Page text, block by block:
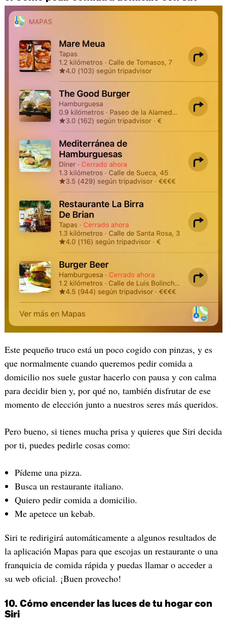
Este pequeño truco está un poco cogido con pinzas, y es
que normalmente cuando queremos pedir comida a
domicilio nos suele gustar hacerlo con pausa y con calma
para decidir bien y, por qué no, también disfrutar de ese
momento de elección junto a nuestros seres más queridos.
Pero bueno, si tienes mucha prisa y quieres que Siri decida
por ti, puedes pedirle cosas como:
Pídeme una pizza.
Busca un restaurante italiano.
Quiero pedir comida a domicilio.
Me apetece un kebab.
Siri te redirigirá automáticamente a algunos resultados de
la aplicación Mapas para que escojas un restaurante o una
franquicia de comida rápida y puedas llamar o acceder a
su web oficial. ¡Buen provecho!
10. Cómo encender las luces de tu hogar con
Siri